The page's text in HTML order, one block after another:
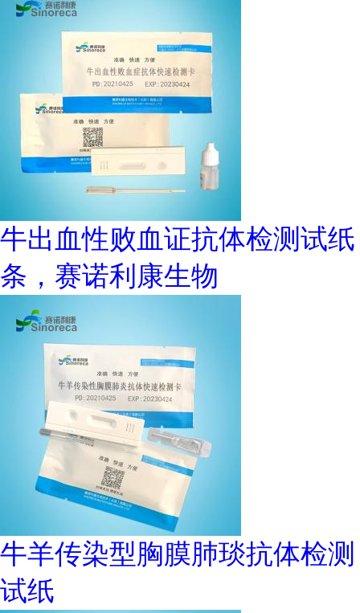
牛出血性败血证抗体检测试纸
条，赛诺利康生物
牛羊传染型胸膜肺琰抗体检测
试纸